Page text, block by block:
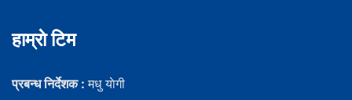
हाम्राे टिम
प्रबन्ध निर्देशक :मधु याेगी